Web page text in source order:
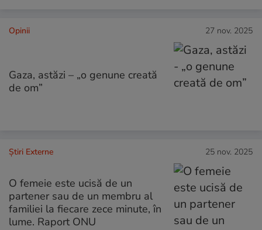
Opinii 27 nov. 2025
Gaza, astăzi – „o genune creată
de om”
Știri Externe 25 nov. 2025
O femeie este ucisă de un
partener sau de un membru al
familiei la fiecare zece minute, în
lume. Raport ONU